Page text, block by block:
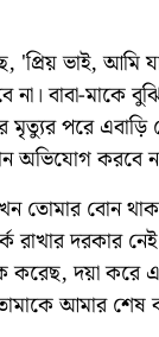
'প্রিয় ভাই, আমি
না। বাবা-মাকে
মৃত্যুর পরে
অভিযোগ করবে
তোমার বোন
রাখার দরকার
করেছ, দয়া করে
আমার শেষ